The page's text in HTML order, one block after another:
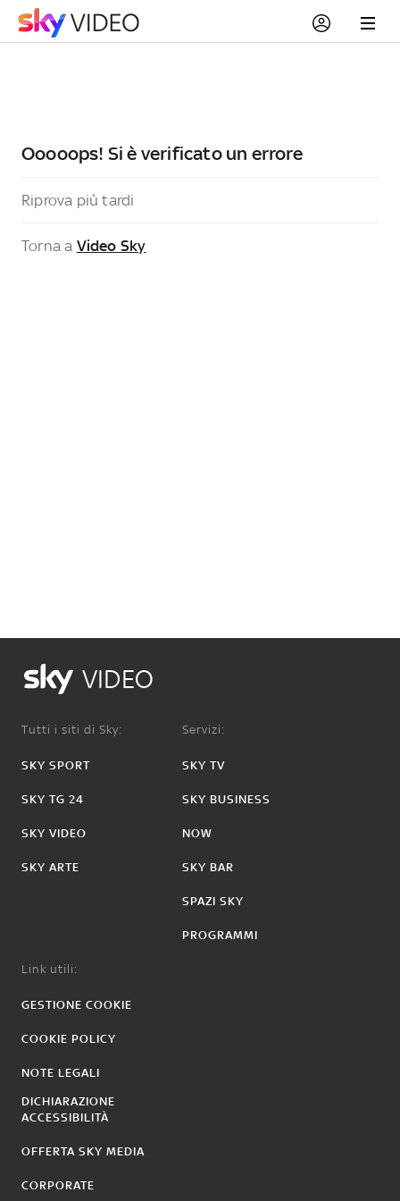
Ooooops! Si è verificato un errore
Riprova più tardi
Torna a Video Sky
VIDEO
Tutti i siti di Sky:
SKY SPORT
SKY TG 24
SKY VIDEO
SKY ARTE
Servizi:
SKY TV
SKY BUSINESS
NOW
SKY BAR
SPAZI SKY
PROGRAMMI
Link utili:
GESTIONE COOKIE
COOKIE POLICY
NOTE LEGALI
DICHIARAZIONE
ACCESSIBILITÀ
OFFERTA SKY MEDIA
CORPORATE